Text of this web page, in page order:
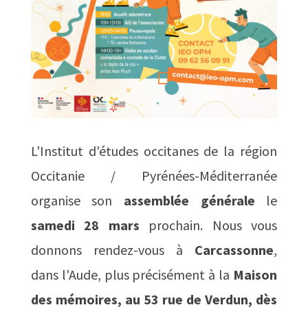
L'Institut d'études occitanes de la région
Occitanie / Pyrénées-Méditerranée
organise son assemblée générale le
samedi 28 mars prochain. Nous vous
donnons rendez-vous à Carcassonne,
dans l'Aude, plus précisément à la Maison
des mémoires, au 53 rue de Verdun, dès